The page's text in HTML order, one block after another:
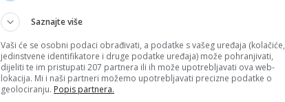
Saznajte više
Vaši će se osobni podaci obrađivati, a podatke s vašeg uređaja (kolačiće,
jedinstvene identifikatore i druge podatke uređaja) može pohranjivati,
dijeliti te im pristupati 207 partnera ili ih može upotrebljavati ova web-
lokacija. Mi i naši partneri možemo upotrebljavati precizne podatke o
geolociranju. Popis partnera.